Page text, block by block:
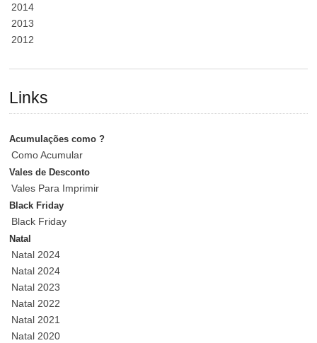
2014
2013
2012
Links
Acumulações como ?
Como Acumular
Vales de Desconto
Vales Para Imprimir
Black Friday
Black Friday
Natal
Natal 2024
Natal 2024
Natal 2023
Natal 2022
Natal 2021
Natal 2020